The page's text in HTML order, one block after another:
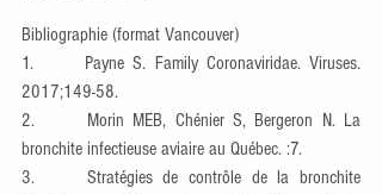
Bibliographie (format Vancouver)
1.      Payne S. Family Coronaviridae. Viruses.
2017;149‑58.
2.      Morin MEB, Chénier S, Bergeron N. La
bronchite infectieuse aviaire au Québec. :7.
3.     Stratégies de contrôle de la bronchite